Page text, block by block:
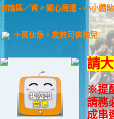
討論區／資〃關心周遭 - 小小體貼
十萬伙急，救救可憐狗兒
請
※提
請務
成串